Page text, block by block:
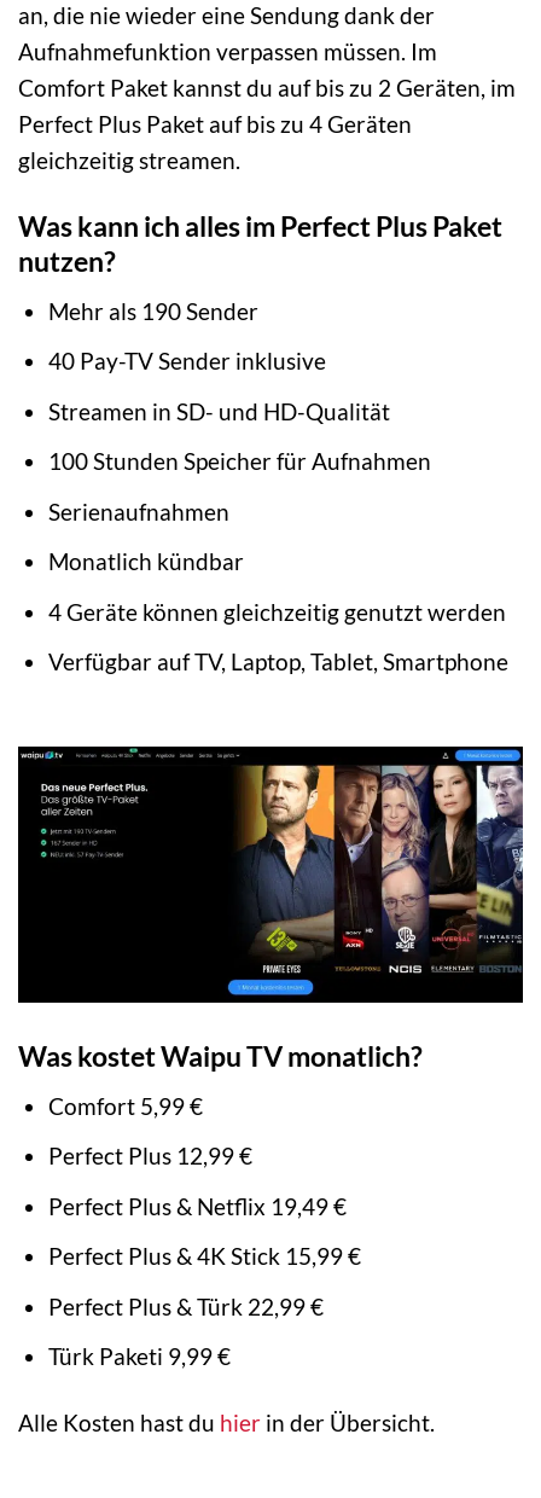
an, die nie wieder eine Sendung dank der
Aufnahmefunktion verpassen müssen. Im
Comfort Paket kannst du auf bis zu 2 Geräten, im
Perfect Plus Paket auf bis zu 4 Geräten
gleichzeitig streamen.
Was kann ich alles im Perfect Plus Paket
nutzen?
Mehr als 190 Sender
40 Pay-TV Sender inklusive
Streamen in SD- und HD-Qualität
100 Stunden Speicher für Aufnahmen
Serienaufnahmen
Monatlich kündbar
4 Geräte können gleichzeitig genutzt werden
Verfügbar auf TV, Laptop, Tablet, Smartphone
Was kostet Waipu TV monatlich?
Comfort 5,99 €
Perfect Plus 12,99 €
Perfect Plus & Netflix 19,49 €
Perfect Plus & 4K Stick 15,99 €
Perfect Plus & Türk 22,99 €
Türk Paketi 9,99 €
Alle Kosten hast du hier in der Übersicht.